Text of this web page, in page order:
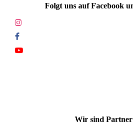
Folgt uns auf Facebook
Wir sind